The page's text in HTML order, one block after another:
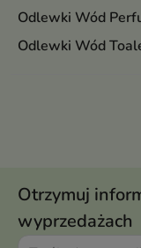
Odlewki Wód
Odlewki Wód
Otrzymuj
wyprzedażach